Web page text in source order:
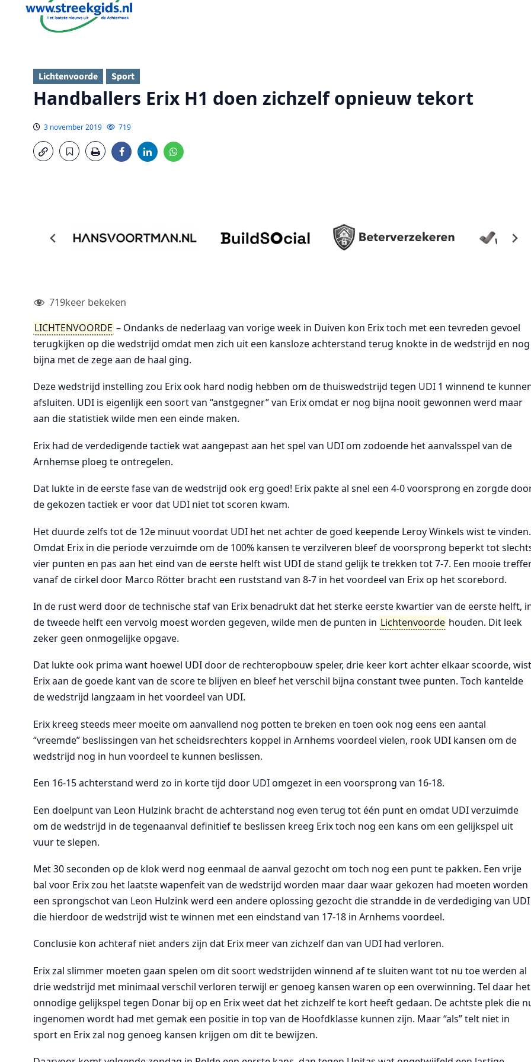
Lichtenvoorde Sport
Handballers Erix H1 doen zichzelf opnieuw tekort
3 november 2019 719
719keer bekeken
LICHTENVOORDE – Ondanks de nederlaag van vorige week in Duiven kon Erix toch met een tevreden gevoel
terugkijken op die wedstrijd omdat men zich uit een kansloze achterstand terug knokte in de wedstrijd en nog
bijna met de zege aan de haal ging.
Deze wedstrijd instelling zou Erix ook hard nodig hebben om de thuiswedstrijd tegen UDI 1 winnend te
afsluiten. UDI is eigenlijk een soort van “anstgegner” van Erix omdat er nog bijna nooit gewonnen werd maar
aan die statistiek wilde men een einde maken.
Erix had de verdedigende tactiek wat aangepast aan het spel van UDI om zodoende het aanvalsspel van de
Arnhemse ploeg te ontregelen.
Dat lukte in de eerste fase van de wedstrijd ook erg goed! Erix pakte al snel een 4-0 voorsprong en zorgde
de gekozen tactiek er voor dat UDI niet tot scoren kwam.
Het duurde zelfs tot de 12e minuut voordat UDI het net achter de goed keepende Leroy Winkels wist te vinden.
Omdat Erix in die periode verzuimde om de 100% kansen te verzilveren bleef de voorsprong beperkt tot
vier punten en pas aan het eind van de eerste helft wist UDI de stand gelijk te trekken tot 7-7. Een mooie
vanaf de cirkel door Marco Rötter bracht een ruststand van 8-7 in het voordeel van Erix op het scorebord.
In de rust werd door de technische staf van Erix benadrukt dat het sterke eerste kwartier van de eerste helft,
de tweede helft een vervolg moest worden gegeven, wilde men de punten in Lichtenvoorde houden. Dit leek
zeker geen onmogelijke opgave.
Dat lukte ook prima want hoewel UDI door de rechteropbouw speler, drie keer kort achter elkaar scoorde, wist
Erix aan de goede kant van de score te blijven en bleef het verschil bijna constant twee punten. Toch kantelde
de wedstrijd langzaam in het voordeel van UDI.
Erix kreeg steeds meer moeite om aanvallend nog potten te breken en toen ook nog eens een aantal
“vreemde” beslissingen van het scheidsrechters koppel in Arnhems voordeel vielen, rook UDI kansen om de
wedstrijd nog in hun voordeel te kunnen beslissen.
Een 16-15 achterstand werd zo in korte tijd door UDI omgezet in een voorsprong van 16-18.
Een doelpunt van Leon Hulzink bracht de achterstand nog even terug tot één punt en omdat UDI verzuimde
om de wedstrijd in de tegenaanval definitief te beslissen kreeg Erix toch nog een kans om een gelijkspel uit
vuur te slepen.
Met 30 seconden op de klok werd nog eenmaal de aanval gezocht om toch nog een punt te pakken. Een vrije
bal voor Erix zou het laatste wapenfeit van de wedstrijd worden maar daar waar gekozen had moeten worden
een sprongschot van Leon Hulzink werd een andere oplossing gezocht die strandde in de verdediging van UDI
die hierdoor de wedstrijd wist te winnen met een eindstand van 17-18 in Arnhems voordeel.
Conclusie kon achteraf niet anders zijn dat Erix meer van zichzelf dan van UDI had verloren.
Erix zal slimmer moeten gaan spelen om dit soort wedstrijden winnend af te sluiten want tot nu toe werden al
drie wedstrijd met minimaal verschil verloren terwijl er genoeg kansen waren op een overwinning. Tel daar het
onnodige gelijkspel tegen Donar bij op en Erix weet dat het zichzelf te kort heeft gedaan. De achtste plek die
ingenomen wordt had met gemak een positie in top van de Hoofdklasse kunnen zijn. Maar “als” telt niet in
sport en Erix zal nog genoeg kansen krijgen om dit te bewijzen.